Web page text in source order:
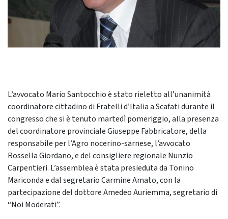
L’avvocato Mario Santocchio è stato rieletto all’unanimità
coordinatore cittadino di Fratelli d’Italia a Scafati durante il
congresso che si è tenuto martedì pomeriggio, alla presenza
del coordinatore provinciale Giuseppe Fabbricatore, della
responsabile per l’Agro nocerino-sarnese, l’avvocato
Rossella Giordano, e del consigliere regionale Nunzio
Carpentieri. L’assemblea è stata presieduta da Tonino
Mariconda e dal segretario Carmine Amato, con la
partecipazione del dottore Amedeo Auriemma, segretario di
“Noi Moderati”.